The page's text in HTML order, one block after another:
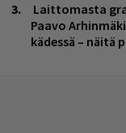
Laittomasta
Paavo
kädessä – näitä